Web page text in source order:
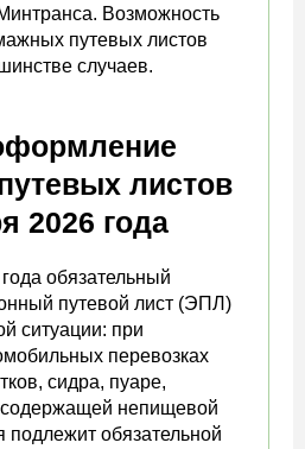
Возможность
путевых листов
случаев.
листов
2026 года
обязательный
путевой лист (ЭПЛ)
ситуации: при
перевозках
сидра, пуаре,
непищевой
подлежит обязательной